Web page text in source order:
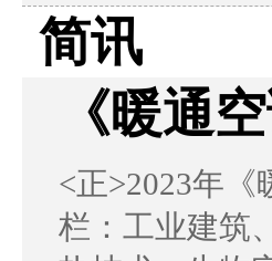
简讯
《暖通
<正>2023年
栏：工业建筑